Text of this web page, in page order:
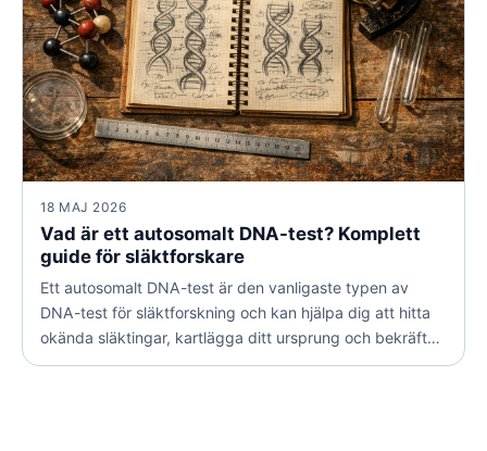
18 MAJ 2026
Vad är ett autosomalt DNA-test? Komplett
guide för släktforskare
Ett autosomalt DNA-test är den vanligaste typen av
DNA-test för släktforskning och kan hjälpa dig att hitta
okända släktingar, kartlägga ditt ursprung och bekräfta
familjeband. Här går vi igenom hur testet fungerar, vad